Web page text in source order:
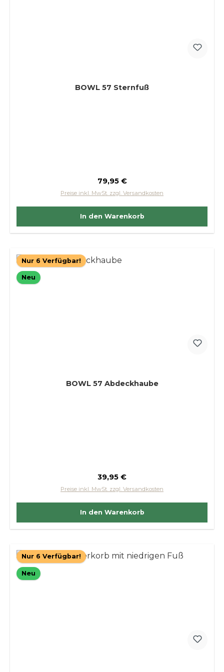
BOWL 57 Sternfuß
Regulärer Preis:
79,95 €
Preise inkl. MwSt. zzgl. Versandkosten
In den Warenkorb
Nur 6 Verfügbar!
Neu
BOWL 57 Abdeckhaube
Regulärer Preis:
39,95 €
Preise inkl. MwSt. zzgl. Versandkosten
In den Warenkorb
Nur 6 Verfügbar!
Neu